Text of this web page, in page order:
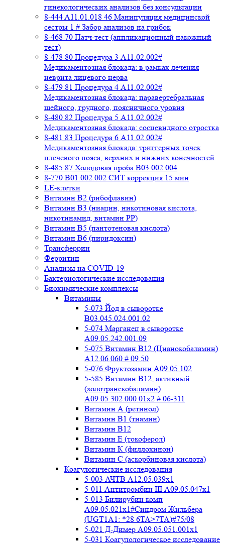
гинекологических анализов без консультации
8-444 A11.01.018 46 Манипуляция медицинской
сестры 1 # Забор анализов на грибок
8-468 70 Патч-тест (аппликационный накожный
тест)
8-478 80 Процедура 3 A11.02.002#
Медикаментозная блокада: в рамках лечения
неврита лицевого нерва
8-479 81 Процедура 4 A11.02.002#
Медикаментозная блокада: паравертебральная
шейного, грудного, поясничного уровня
8-480 82 Процедура 5 A11.02.002#
Медикаментозная блокада: сосцевидного отростка
8-481 83 Процедура 6 A11.02.002#
Медикаментозная блокада: триггерных точек
плечевого пояса, верхних и нижних конечностей
8-485 87 Холодовая проба В03.002.004
8-770 B01.002.002 СИТ коррекция 15 мин
LE-клетки
Витамин В2 (рибофлавин)
Витамин В3 (ниацин, никотиновая кислота,
никотинамид, витамин PP)
Витамин В5 (пантотеновая кислота)
Витамин В6 (пиридоксин)
Трансферрин
Ферритин
Анализы на COVID-19
Бактериологические исследования
Биохимические комплексы
Витамины
5-073 Йод в сыворотке
B03.045.024.001.02
5-074 Марганец в сыворотке
A09.05.242.001.09
5-075 Витамин В12 (Цианокобаламин)
A12.06.060 # 09.50
5-076 Фруктозамин A09.05.102
5-585 Витамин B12, активный
(холотранскобаламин)
A09.05.302.000.01x2 # 06-311
Витамин А (ретинол)
Витамин В1 (тиамин)
Витамин В12
Витамин Е (токоферол)
Витамин К (филлохинон)
Витамин С (аскорбиновая кислота)
Коагулогические исследования
5-003 АЧТВ А12.05.039x1
5-011 Антитромбин III А09.05.047x1
5-013 Билирубин комп
A09.05.021x1#Синдром Жильбера
(UGT1A1: *28 6TA>7TA)#75/08
5-021 Д-Димер А09.05.051.001x1
5-031 Коагулологическое исследование